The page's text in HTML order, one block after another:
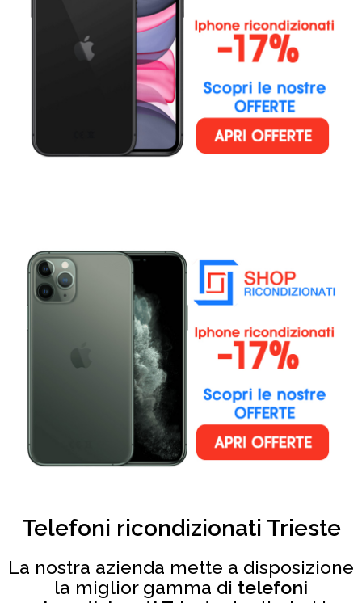
Telefoni ricondizionati Trieste
La nostra azienda mette a disposizione
la miglior gamma di telefoni